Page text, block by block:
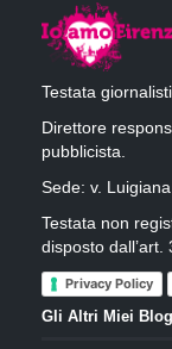
Testata
Direttore
pubblicista.
Sede: v.
Testata non
disposto
Privacy Policy
Gli Altri Miei Blog